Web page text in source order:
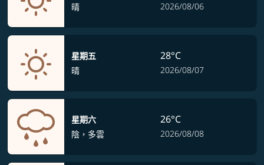
晴
2026/08/06
星期五
晴
28°C
2026/08/07
星期六
陰，多雲
26°C
2026/08/08